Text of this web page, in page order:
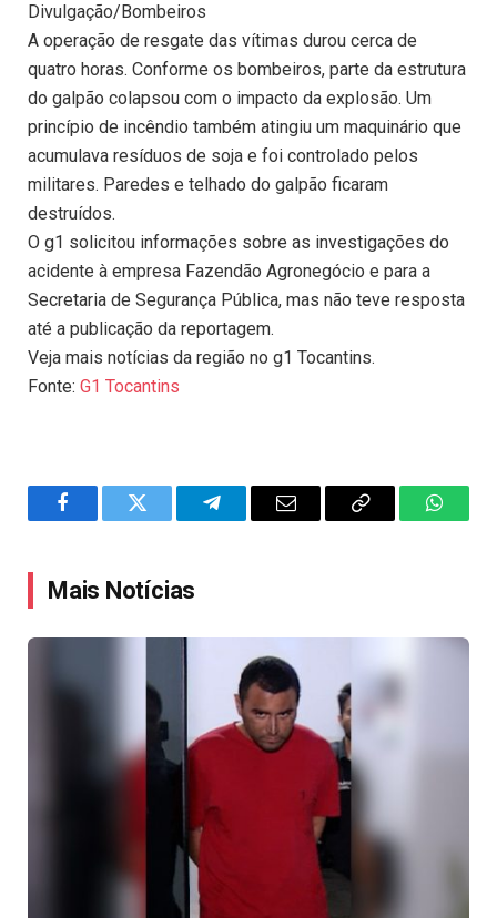
Divulgação/Bombeiros
A operação de resgate das vítimas durou cerca de
quatro horas. Conforme os bombeiros, parte da estrutura
do galpão colapsou com o impacto da explosão. Um
princípio de incêndio também atingiu um maquinário que
acumulava resíduos de soja e foi controlado pelos
militares. Paredes e telhado do galpão ficaram
destruídos.
O g1 solicitou informações sobre as investigações do
acidente à empresa Fazendão Agronegócio e para a
Secretaria de Segurança Pública, mas não teve resposta
até a publicação da reportagem.
Veja mais notícias da região no g1 Tocantins.
Fonte: G1 Tocantins
FacebookTwitter TelegramEmail
Copy
Mais Notícias